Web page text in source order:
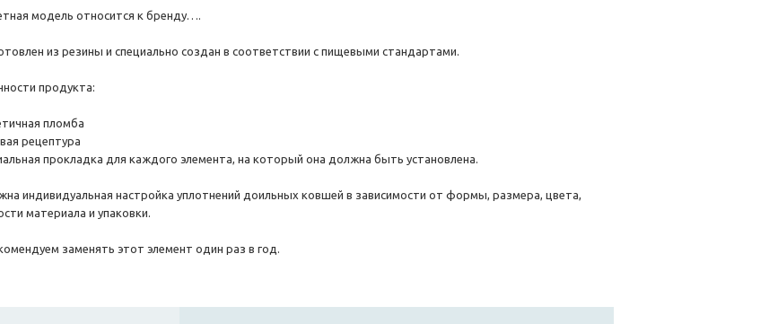
модель относится к бренду….
из резины и специально создан в соответствии с пищевыми стандартами.
продукта:
пломба
рецептура
прокладка для каждого элемента, на который она должна быть установлена.
индивидуальная настройка уплотнений доильных ковшей в зависимости от формы, размера, цвета,
материала и упаковки.
заменять этот элемент один раз в год.